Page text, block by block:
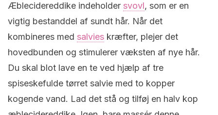
Æblecidereddike indeholder svovl, som er en
vigtig bestanddel af sundt hår. Når det
kombineres med salvies kræfter, plejer det
hovedbunden og stimulerer væksten af nye hår.
Du skal blot lave en te ved hjælp af tre
spiseskefulde tørret salvie med to kopper
kogende vand. Lad det stå og tilføj en halv kop